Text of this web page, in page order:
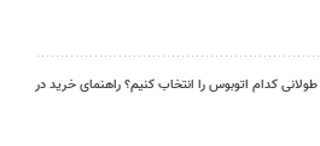
کدام اتوبوس را انتخاب کنیم؟ راهنمای خرید در